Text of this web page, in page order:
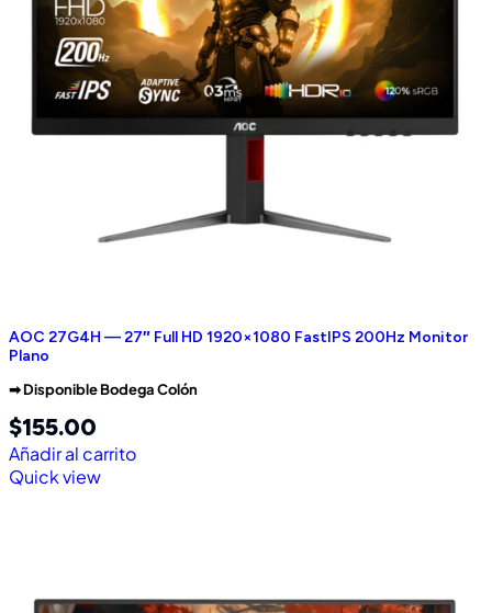
AOC 27G4H — 27″ Full HD 1920×1080 FastIPS 200Hz Monitor
Plano
➡︎ Disponible Bodega Colón
$155.00
Añadir al carrito
Quick view